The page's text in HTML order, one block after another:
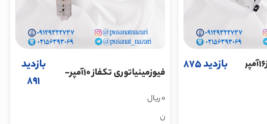
بازدید 875
فیوزمینیاتوری تکفاز 10آمپر-
بازدید
891
0 ریال
ن